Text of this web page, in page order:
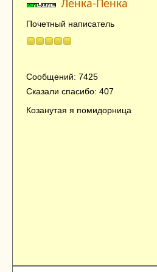
Ленка-Пенка
Почетный написатель
Сообщений: 7425
Сказали спасибо: 407
Козанутая я помидорница